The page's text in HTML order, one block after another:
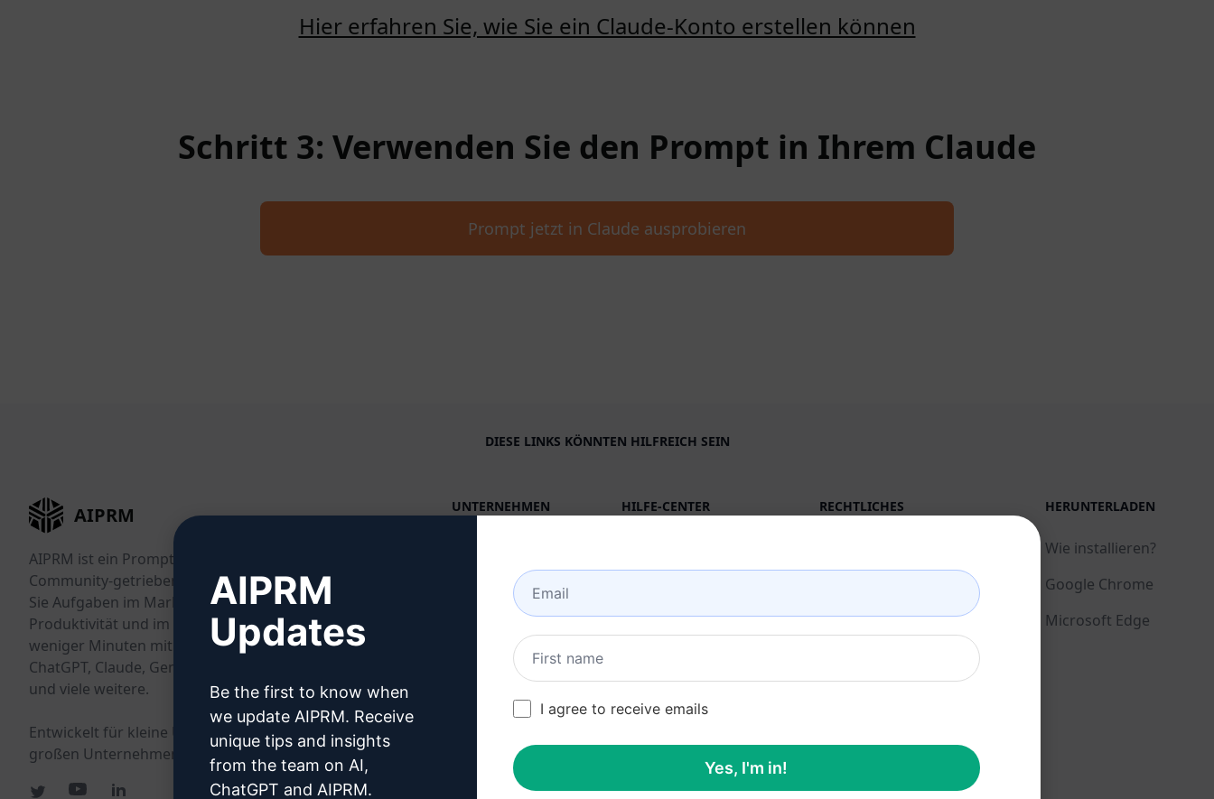
Hier erfahren Sie, wie Sie ein Claude-Konto erstellen können
Schritt 3: Verwenden Sie den Prompt in Ihrem Claude
Prompt jetzt in Claude ausprobieren
DIESE LINKS KÖNNTEN HILFREICH SEIN
AIPRM
AIPRM ist ein Prompt-Management-Tool und eine
Community-getriebene Prompt-Bibliothek. Erledigen
Sie Aufgaben im Marketing, Vertrieb, Betrieb, in der
Produktivität und im Kundensupport innerhalb
weniger Minuten mit gebrauchsfertigen Prompts für
ChatGPT, Claude, Gemini, Midjourney, GPT Image
und viele weitere.
Entwickelt für kleine Unternehmen. Geschätzt von
großen Unternehmen.
UNTERNEHMEN
Branchen (en)
Eigenschaften
Generative KI
HILFE-CENTER
Systemstatus (en)
Abrechnung & FAQ (en)
RECHTLICHES
(en)
Richtlinien zur akzeptablen
AGB für Verrechnung (en)
HERUNTERLADEN
Wie installieren?
Google Chrome
Microsoft Edge
AIPRM
Updates
Be the first to know when
we update AIPRM. Receive
unique tips and insights
from the team on AI,
ChatGPT and AIPRM.
I agree to receive emails
Yes, I'm in!